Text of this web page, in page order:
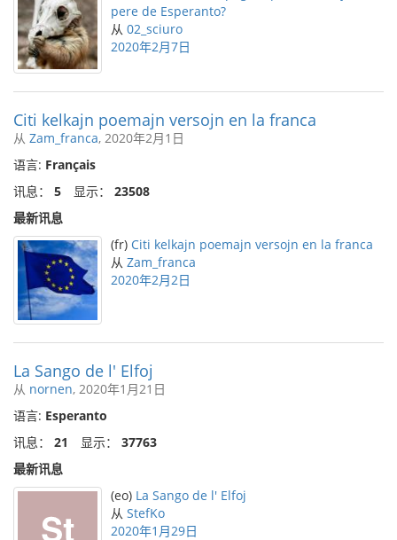
pere de Esperanto?
从 02_sciuro
2020年2月7日
Citi kelkajn poemajn versojn en la franca
从 Zam_franca, 2020年2月1日
语言: Français
讯息： 5 显示： 23508
最新讯息
(fr) Citi kelkajn poemajn versojn en la franca
从 Zam_franca
2020年2月2日
La Sango de l' Elfoj
从 nornen, 2020年1月21日
语言: Esperanto
讯息： 21 显示： 37763
最新讯息
(eo) La Sango de l' Elfoj
从 StefKo
2020年1月29日